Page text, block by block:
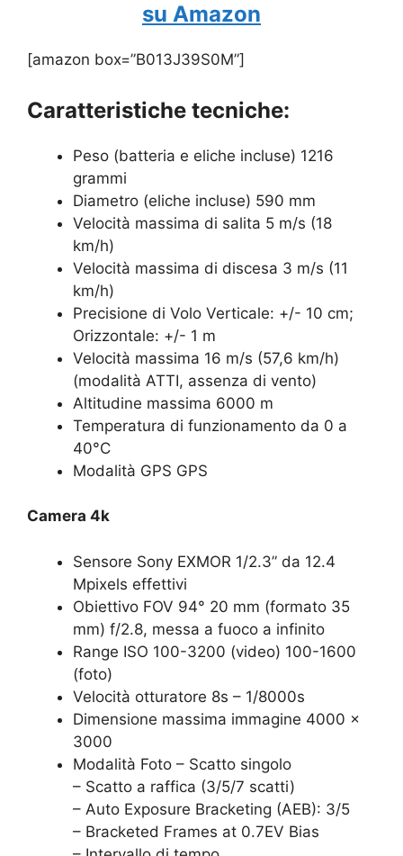
su Amazon
[amazon box=”B013J39S0M”]
Caratteristiche tecniche:
Peso (batteria e eliche incluse) 1216
grammi
Diametro (eliche incluse) 590 mm
Velocità massima di salita 5 m/s (18
km/h)
Velocità massima di discesa 3 m/s (11
km/h)
Precisione di Volo Verticale: +/- 10 cm;
Orizzontale: +/- 1 m
Velocità massima 16 m/s (57,6 km/h)
(modalità ATTI, assenza di vento)
Altitudine massima 6000 m
Temperatura di funzionamento da 0 a
40°C
Modalità GPS GPS
Camera 4k
Sensore Sony EXMOR 1/2.3” da 12.4
Mpixels effettivi
Obiettivo FOV 94° 20 mm (formato 35
mm) f/2.8, messa a fuoco a infinito
Range ISO 100-3200 (video) 100-1600
(foto)
Velocità otturatore 8s – 1/8000s
Dimensione massima immagine 4000 x
3000
Modalità Foto – Scatto singolo
– Scatto a raffica (3/5/7 scatti)
– Auto Exposure Bracketing (AEB): 3/5
– Bracketed Frames at 0.7EV Bias